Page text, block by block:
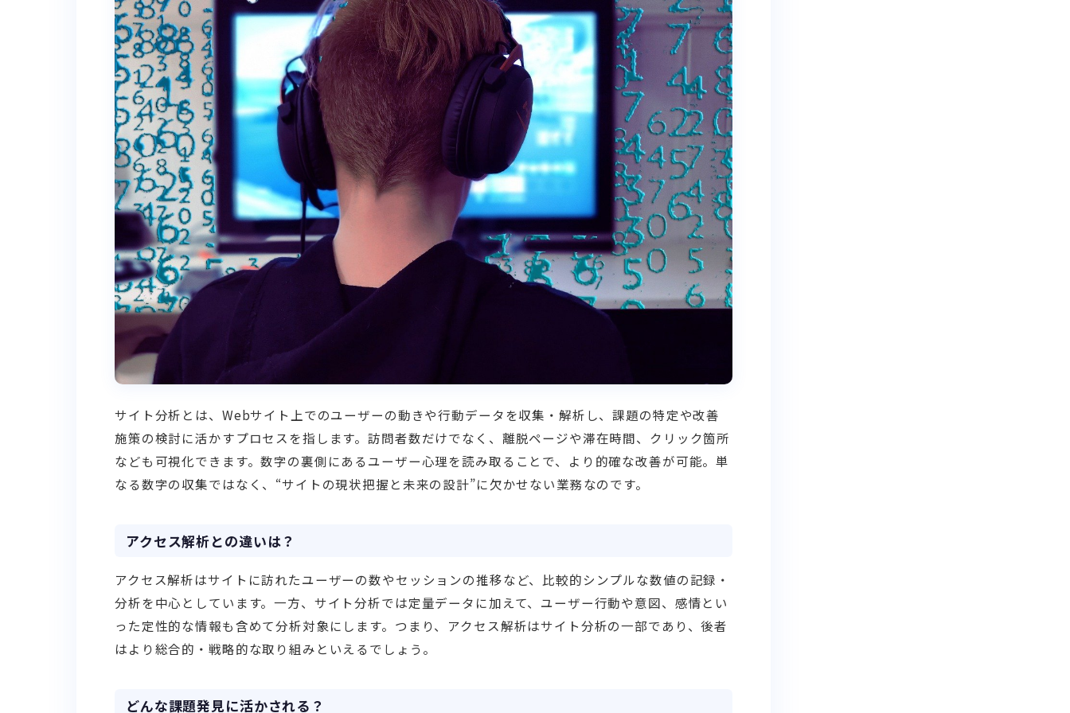
サイト分析とは、Webサイト上でのユーザーの動きや行動データを収集・解析し、課題の特定や改善
施策の検討に活かすプロセスを指します。訪問者数だけでなく、離脱ページや滞在時間、クリック箇所
なども可視化できます。数字の裏側にあるユーザー心理を読み取ることで、より的確な改善が可能。単
なる数字の収集ではなく、“サイトの現状把握と未来の設計”に欠かせない業務なのです。
アクセス解析との違いは？
アクセス解析はサイトに訪れたユーザーの数やセッションの推移など、比較的シンプルな数値の記録・
分析を中心としています。一方、サイト分析では定量データに加えて、ユーザー行動や意図、感情とい
った定性的な情報も含めて分析対象にします。つまり、アクセス解析はサイト分析の一部であり、後者
はより総合的・戦略的な取り組みといえるでしょう。
どんな課題発見に活かされる？